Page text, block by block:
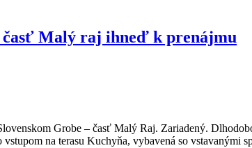
časť Malý raj ihneď k prenájmu
Grobe – časť Malý Raj. Zariadený.
na terasu Kuchyňa, vybavená so